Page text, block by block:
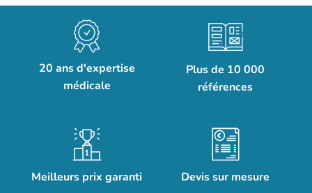
20 ans d'expertise
médicale
Plus de 10 000
références
Meilleurs prix garanti Devis sur mesure